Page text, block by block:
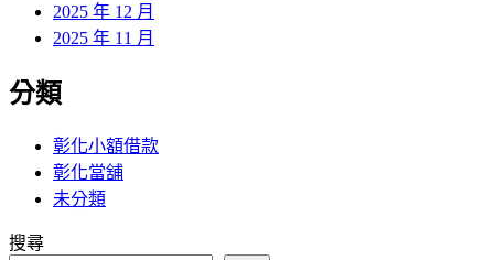
2025 年 12 月
2025 年 11 月
分類
彰化小額借款
彰化當舖
未分類
搜尋